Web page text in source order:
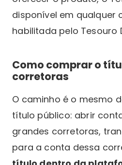
disponível em qualquer
habilitada pelo Tesouro
Como comprar o
corretoras
O caminho é o mesmo
título público: abrir
grandes corretoras,
para a conta dessa